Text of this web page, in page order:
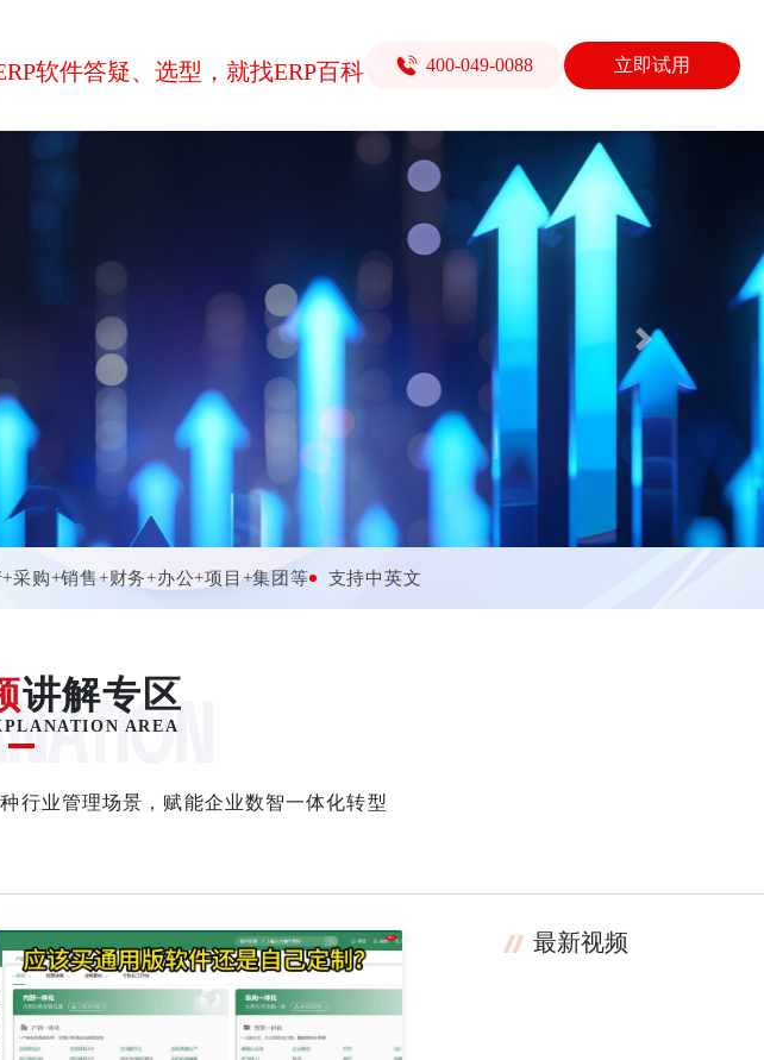
软件答疑、选型，就找ERP百科 400-049-0088 立即试用
Next
采购+销售+财务+办公+项目+集团等 支持中英文
讲解专区
AREA
行业管理场景，赋能企业数智一体化转型
最新视频